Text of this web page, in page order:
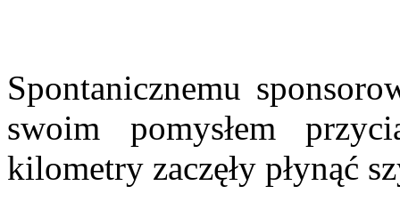
Spontanicznemu
swoim pomysłem
kilometry zaczęły płynąć